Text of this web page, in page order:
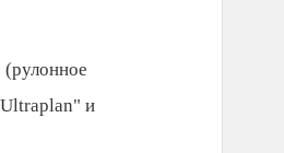
(рулонное
и